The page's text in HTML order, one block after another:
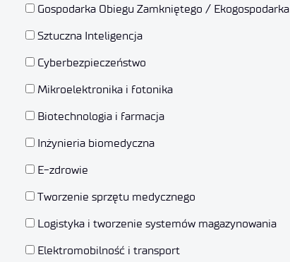
Gospodarka Obiegu Zamkniętego / Ekogospodarka
Sztuczna Inteligencja
Cyberbezpieczeństwo
Mikroelektronika i fotonika
Biotechnologia i farmacja
Inżynieria biomedyczna
E-zdrowie
Tworzenie sprzętu medycznego
Logistyka i tworzenie systemów magazynowania
Elektromobilność i transport